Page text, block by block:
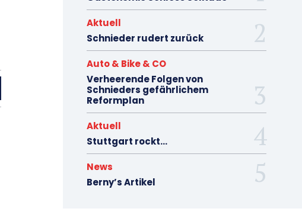
Aktuell
Schnieder rudert zurück
Auto & Bike & CO
Verheerende Folgen von
Schnieders gefährlichem
Reformplan
Aktuell
Stuttgart rockt…
News
Berny’s Artikel